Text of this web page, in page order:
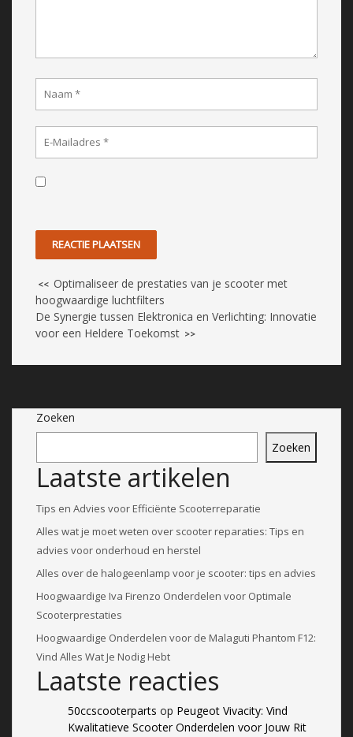
<< Optimaliseer de prestaties van je scooter met
hoogwaardige luchtfilters
De Synergie tussen Elektronica en Verlichting: Innovatie
voor een Heldere Toekomst >>
Zoeken
Zoeken
Laatste artikelen
Tips en Advies voor Efficiënte Scooterreparatie
Alles wat je moet weten over scooter reparaties: Tips en
advies voor onderhoud en herstel
Alles over de halogeenlamp voor je scooter: tips en advies
Hoogwaardige Iva Firenzo Onderdelen voor Optimale
Scooterprestaties
Hoogwaardige Onderdelen voor de Malaguti Phantom F12:
Vind Alles Wat Je Nodig Hebt
Laatste reacties
50ccscooterparts op Peugeot Vivacity: Vind
Kwalitatieve Scooter Onderdelen voor Jouw Rit